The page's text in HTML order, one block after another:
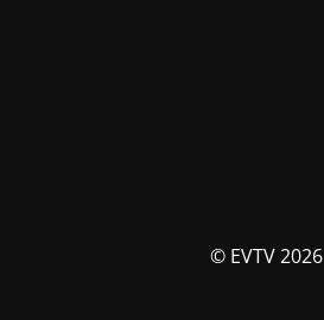
© EVTV 2026